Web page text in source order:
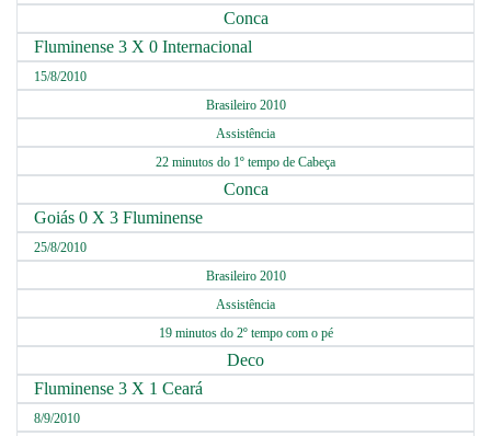
Conca
Fluminense 3 X 0 Internacional
15/8/2010
Brasileiro 2010
Assistência
22 minutos do 1º tempo de Cabeça
Conca
Goiás 0 X 3 Fluminense
25/8/2010
Brasileiro 2010
Assistência
19 minutos do 2º tempo com o pé
Deco
Fluminense 3 X 1 Ceará
8/9/2010